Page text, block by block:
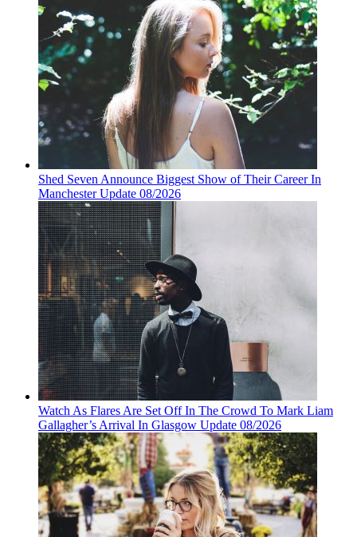
Shed Seven Announce Biggest Show of Their Career In
Manchester Update 08/2026
Watch As Flares Are Set Off In The Crowd To Mark Liam
Gallagher’s Arrival In Glasgow Update 08/2026